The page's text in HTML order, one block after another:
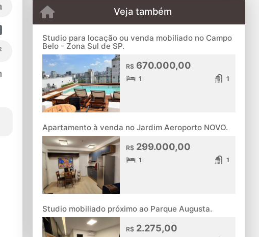
Veja também
Studio para locação ou venda mobiliado no Campo
Belo - Zona Sul de SP.
R$ 670.000,00
1 1
Apartamento à venda no Jardim Aeroporto NOVO.
R$ 299.000,00
1 1
Studio mobiliado próximo ao Parque Augusta.
R$ 2.275,00